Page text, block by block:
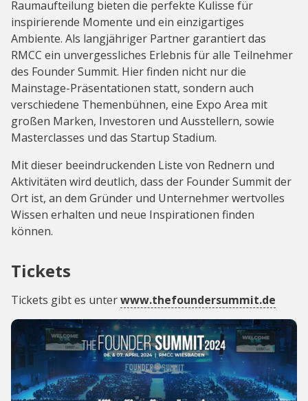
Raumaufteilung bieten die perfekte Kulisse für
inspirierende Momente und ein einzigartiges
Ambiente. Als langjähriger Partner garantiert das
RMCC ein unvergessliches Erlebnis für alle Teilnehmer
des Founder Summit. Hier finden nicht nur die
Mainstage-Präsentationen statt, sondern auch
verschiedene Themenbühnen, eine Expo Area mit
großen Marken, Investoren und Ausstellern, sowie
Masterclasses und das Startup Stadium.
Mit dieser beeindruckenden Liste von Rednern und
Aktivitäten wird deutlich, dass der Founder Summit der
Ort ist, an dem Gründer und Unternehmer wertvolles
Wissen erhalten und neue Inspirationen finden
können.
Tickets
Tickets gibt es unterwww.thefoundersummit.de